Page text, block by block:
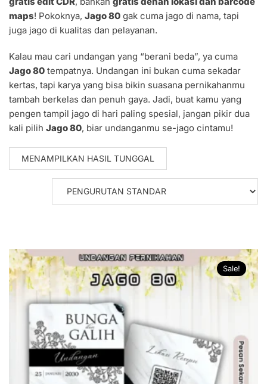
maps! Pokoknya, Jago 80 gak cuma jago di nama, tapi
juga jago di kualitas dan pelayanan.
Kalau mau cari undangan yang “berani beda”, ya cuma
Jago 80 tempatnya. Undangan ini bukan cuma sekadar
kertas, tapi karya yang bisa bikin suasana pernikahanmu
tambah berkelas dan penuh gaya. Jadi, buat kamu yang
pengen tampil jago di hari paling spesial, jangan pikir dua
kali pilih Jago 80, biar undanganmu se-jago cintamu!
MENAMPILKAN HASIL TUNGGAL
Sale!